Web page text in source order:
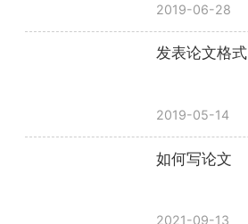
2019-06-28
发表论文格式
2019-05-14
如何写论文
2021-09-13